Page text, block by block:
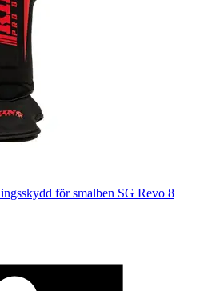
för smalben SG Revo 8